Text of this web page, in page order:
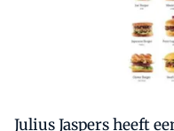
Julius Jaspers heeft